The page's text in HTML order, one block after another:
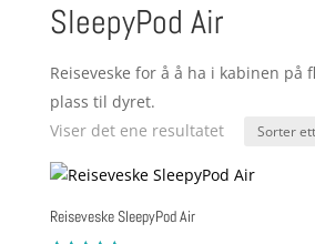
SleepyPod Air
Reiseveske for å å ha i kabinen på
plass til dyret.
Viser det ene resultatet
Reiseveske SleepyPod Air